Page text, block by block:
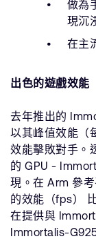
做為
現沉
在主
出色的遊戲效能
去年推出的
以其峰值效能（
效能擊敗對手。
的 GPU -
現。在 Arm 參
的效能（fps）
在提供與
Immortalis-